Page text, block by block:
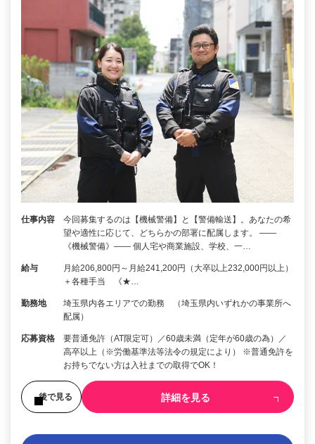
仕事内容
今回募集するのは【機械警備】と【警備輸送】。あなたの希
望や適性に応じて、どちらかの部署に配属します。 ――
《機械警備》―― 個人宅や商業施設、学校、一…
給与
月給206,800円～月給241,200円（大卒以上232,000円以上）
＋各種手当 《★…
勤務地
埼玉県内各エリアでの勤務 （埼玉県内いずれかの事業所へ
配属）
応募資格
要普通免許（AT限定可）／60歳未満（定年が60歳の為）／
高卒以上（※労働基準法等法令の規定により） ※普通免許を
お持ちでない方は入社までの取得でOK！
後で見る 詳細を見る